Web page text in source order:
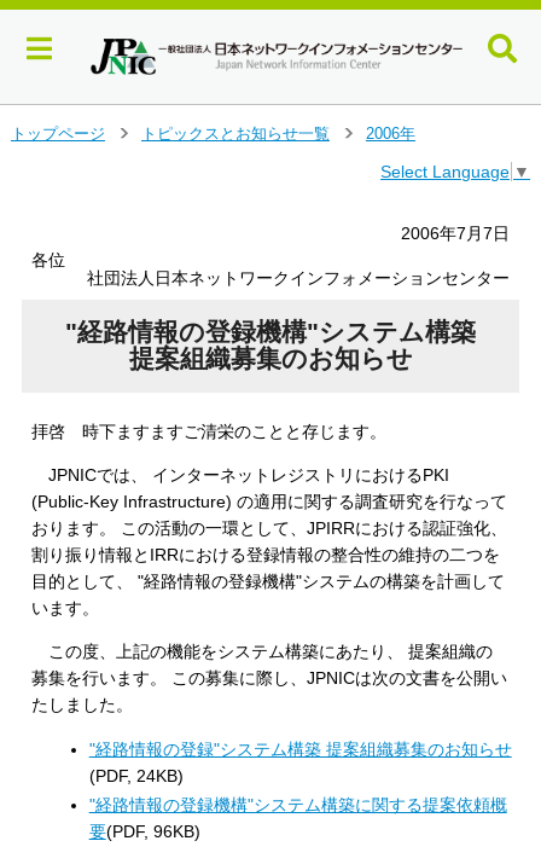
トップページ
トピックスとお知らせ一覧
2006年
Select Language ▼
2006年7月7日
各位
社団法人日本ネットワークインフォメーションセンター
"経路情報の登録機構"システム構築
提案組織募集のお知らせ
拝啓 時下ますますご清栄のことと存じます。
JPNICでは、 インターネットレジストリにおけるPKI
(Public-Key Infrastructure) の適用に関する調査研究を行なって
おります。 この活動の一環として、JPIRRにおける認証強化、
割り振り情報とIRRにおける登録情報の整合性の維持の二つを
目的として、 "経路情報の登録機構"システムの構築を計画して
います。
この度、上記の機能をシステム構築にあたり、 提案組織の
募集を行います。 この募集に際し、JPNICは次の文書を公開い
たしました。
"経路情報の登録"システム構築 提案組織募集のお知らせ
(PDF, 24KB)
"経路情報の登録機構"システム構築に関する提案依頼概
要(PDF, 96KB)